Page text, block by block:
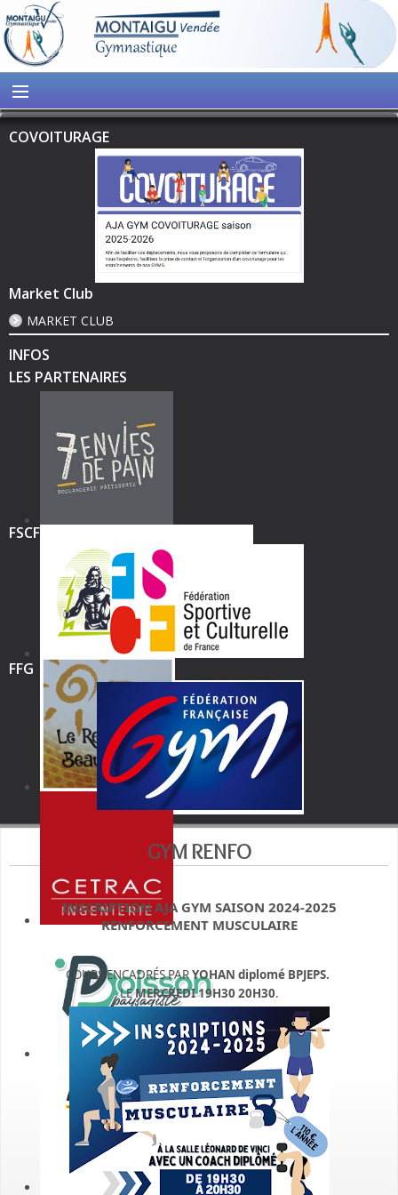
COVOITURAGE
Market Club
MARKET CLUB
INFOS
LES PARTENAIRES
FSCF
FFG
GYM RENFO
INSCRIPTION AJA GYM SAISON 2024-2025
RENFORCEMENT MUSCULAIRE
COURS ENCADRÉS PARYOHAN diplomé BPJEPS.
LEMERCREDI 19H30 20H30.